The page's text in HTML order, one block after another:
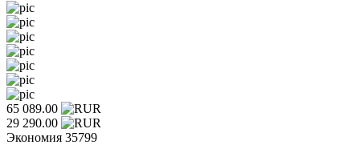
65 089.00
29 290.00
Экономия 35799